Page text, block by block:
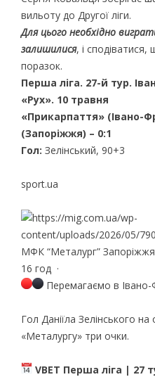
вильоту до Другої ліги.
Для цього необхідно
залишилися, і
поразок.
Перша ліга. 27-й тур.
«Рух». 10 травня
«Прикарпаття» (Івано-
(Запоріжжя) – 0:1
Гол: Зелінський, 90+3
sport.ua
МФК “Металург” Запоріжжя
16 год ·
Перемагаємо в Івано-
Гол Даніїла Зелінського
«Металургу» три очки.
VBET Перша ліга | 27